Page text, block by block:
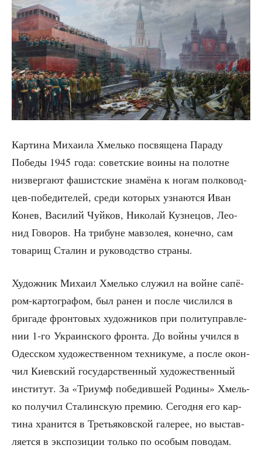
Кар­ти­на Миха­и­ла Хмель­ко посвя­ще­на Пара­ду
Побе­ды 1945 года: совет­ские вои­ны на полотне
низ­вер­га­ют фашист­ские зна­мё­на к ногам пол­ко­вод­
цев-побе­ди­те­лей, сре­ди кото­рых узна­ют­ся Иван
Конев, Васи­лий Чуй­ков, Нико­лай Куз­не­цов, Лео­
нид Гово­ров. На три­буне мав­зо­лея, конеч­но, сам
това­рищ Ста­лин и руко­вод­ство страны.
Худож­ник Миха­ил Хмель­ко слу­жил на войне сапё­
ром-кар­то­гра­фом, был ранен и после чис­лил­ся в
бри­га­де фрон­то­вых худож­ни­ков при полит­управ­ле­
нии 1‑го Укра­ин­ско­го фрон­та. До вой­ны учил­ся в
Одес­ском худо­же­ствен­ном тех­ни­ку­ме, а после окон­
чил Киев­ский госу­дар­ствен­ный худо­же­ствен­ный
инсти­тут. За «Три­умф побе­див­шей Роди­ны» Хмель­
ко полу­чил Ста­лин­скую пре­мию. Сего­дня его кар­
ти­на хра­нит­ся в Тре­тья­ков­ской гале­рее, но выстав­
ля­ет­ся в экс­по­зи­ции толь­ко по осо­бым поводам.